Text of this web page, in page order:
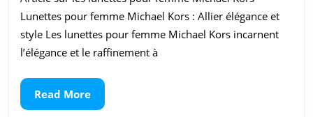
pour
Femme
Michael
Lunettes pour femme Michael Kors : Allier élégance et
style Les lunettes pour femme Michael Kors incarnent
l’élégance et le raffinement à
Read MoreRead
More